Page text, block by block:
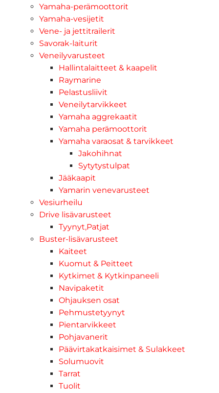
Yamaha-perämoottorit
Yamaha-vesijetit
Vene- ja jettitrailerit
Savorak-laiturit
Veneilyvarusteet
Hallintalaitteet & kaapelit
Raymarine
Pelastusliivit
Veneilytarvikkeet
Yamaha aggrekaatit
Yamaha perämoottorit
Yamaha varaosat & tarvikkeet
Jakohihnat
Sytytystulpat
Jääkaapit
Yamarin venevarusteet
Vesiurheilu
Drive lisävarusteet
Tyynyt,Patjat
Buster-lisävarusteet
Kaiteet
Kuomut & Peitteet
Kytkimet & Kytkinpaneeli
Navipaketit
Ohjauksen osat
Pehmustetyynyt
Pientarvikkeet
Pohjavanerit
Päävirtakatkaisimet & Sulakkeet
Solumuovit
Tarrat
Tuolit